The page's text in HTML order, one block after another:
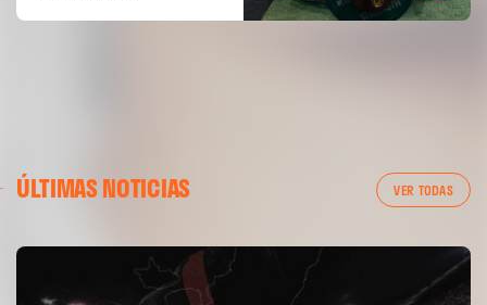
ÚLTIMAS NOTICIAS VER TODAS